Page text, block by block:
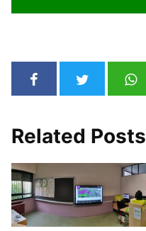
Related Posts